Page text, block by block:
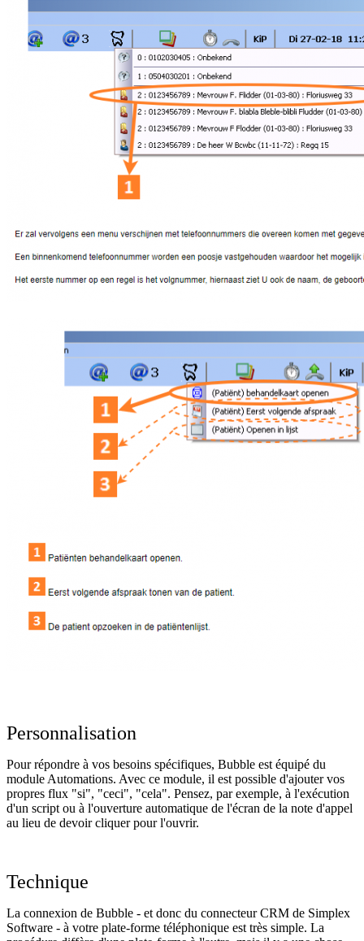
Personnalisation
Pour répondre à vos besoins spécifiques, Bubble est équipé du
module Automations. Avec ce module, il est possible d'ajouter vos
propres flux "si", "ceci", "cela". Pensez, par exemple, à l'exécution
d'un script ou à l'ouverture automatique de l'écran de la note d'appel
au lieu de devoir cliquer pour l'ouvrir.
Technique
La connexion de Bubble - et donc du connecteur CRM de Simplex
Software - à votre plate-forme téléphonique est très simple. La